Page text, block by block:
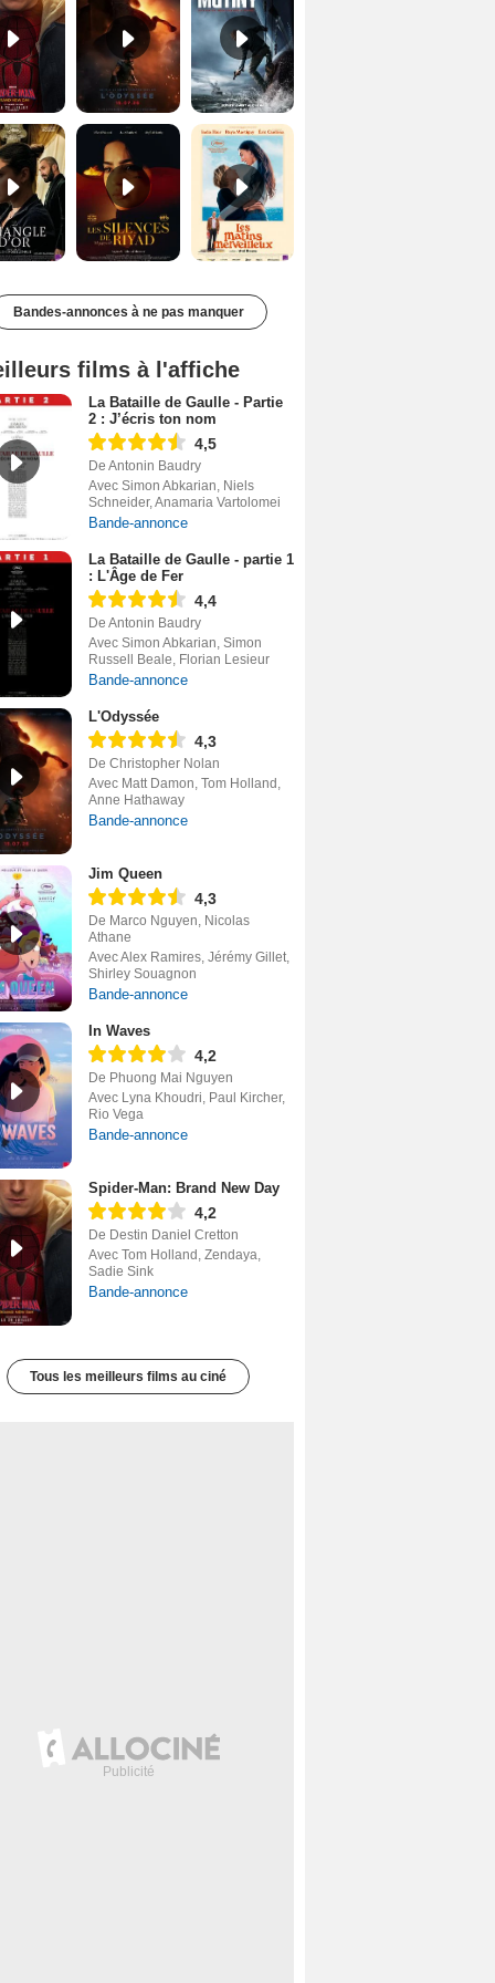
Les Silences de Riyad Bande-annonce VO STFR Les Matins merveilleux Bande-annonce VF
Bandes-annonces à ne pas manquer
films à l'affiche
La Bataille de Gaulle - Partie
2 : J’écris ton nom
4,5
De Antonin Baudry
Avec Simon Abkarian, Niels
Schneider, Anamaria Vartolomei
Bande-annonce
La Bataille de Gaulle - partie 1
: L'Âge de Fer
4,4
De Antonin Baudry
Avec Simon Abkarian, Simon
Russell Beale, Florian Lesieur
Bande-annonce
L'Odyssée
4,3
De Christopher Nolan
Avec Matt Damon, Tom Holland,
Anne Hathaway
Bande-annonce
Jim Queen
4,3
De Marco Nguyen, Nicolas
Athane
Avec Alex Ramires, Jérémy Gillet,
Shirley Souagnon
Bande-annonce
In Waves
4,2
De Phuong Mai Nguyen
Avec Lyna Khoudri, Paul Kircher,
Rio Vega
Bande-annonce
Spider-Man: Brand New Day
4,2
De Destin Daniel Cretton
Avec Tom Holland, Zendaya,
Sadie Sink
Bande-annonce
Tous les meilleurs films au ciné